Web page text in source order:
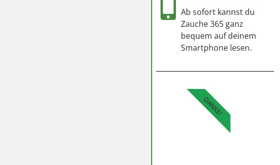
Ab sofort kannst du
Zauche 365 ganz
bequem auf deinem
Smartphone lesen.
DANKE!